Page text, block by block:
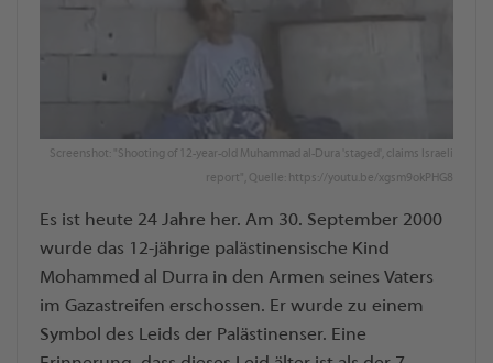
Screenshot: "Shooting of 12-year-old Muhammad al-Dura 'staged', claims Israeli
report", Quelle: https://youtu.be/xgsm9okPHG8
Es ist heute 24 Jahre her. Am 30. September 2000
wurde das 12-jährige palästinensische Kind
Mohammed al Durra in den Armen seines Vaters
im Gazastreifen erschossen. Er wurde zu einem
Symbol des Leids der Palästinenser. Eine